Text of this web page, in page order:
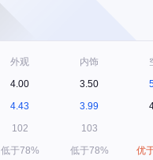
外观
4.00
4.43
102
低于78%
内饰
3.50
3.99
103
低于78%
优